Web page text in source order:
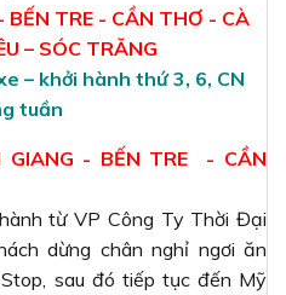
TRE - CẦN THƠ - CÀ
– SÓC TRĂNG
– khởi hành thứ 3, 6, CN
tuần
GIANG - BẾN TRE - CẦN
từ VP Công Ty Thời Đại
dừng chân nghỉ ngơi ăn
sau đó tiếp tục đến Mỹ